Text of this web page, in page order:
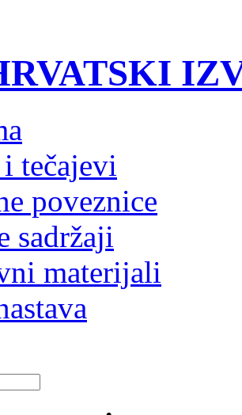
tečajevi
poveznice
sadržaji
materijali